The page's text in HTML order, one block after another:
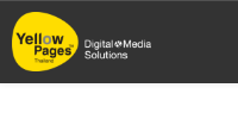
Skip
to
main